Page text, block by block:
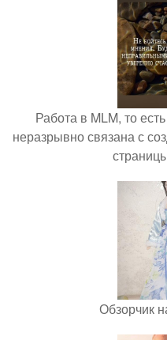
Работа в MLM, то
неразрывно связана с
Обзорчик